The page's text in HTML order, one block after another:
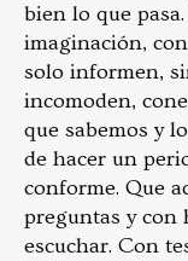
bien lo que
imaginación,
solo informen,
incomoden,
que sabemos y
de hacer un
conforme. Que
preguntas y con
escuchar. Con